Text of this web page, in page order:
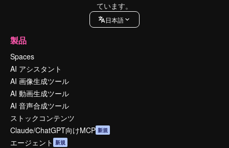
ています。
日本語
製品
Spaces
AI アシスタント
AI 画像生成ツール
AI 動画生成ツール
AI 音声合成ツール
ストックコンテンツ
Claude/ChatGPT向けMCP 新規
エージェント 新規